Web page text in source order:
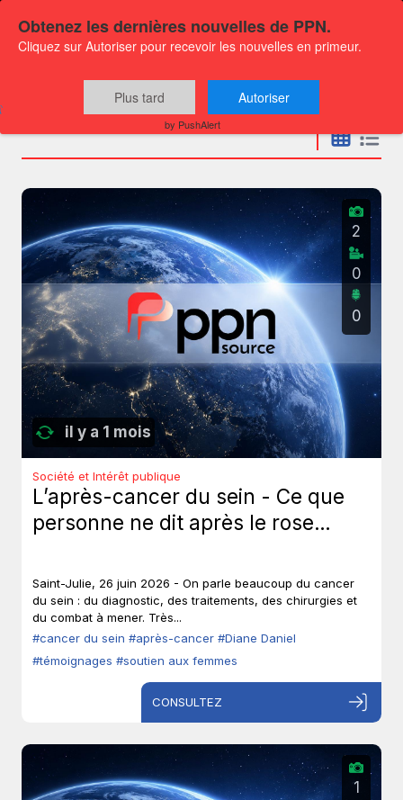
Communiqués
il y a 1 mois
2
0
0
Société et Intérêt publique
L’après-cancer du sein - Ce que
personne ne dit après le rose…
Saint-Julie, 26 juin 2026 - On parle beaucoup du cancer
du sein : du diagnostic, des traitements, des chirurgies et
du combat à mener. Très...
#cancer du sein #après-cancer #Diane Daniel
#témoignages #soutien aux femmes
CONSULTEZ
1
Obtenez les dernières nouvelles de PPN.
Cliquez sur Autoriser pour recevoir les nouvelles en primeur.
Plus tard Autoriser
by PushAlert